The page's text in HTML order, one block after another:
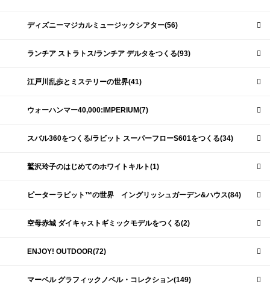
ディズニーマジカルミュージックシアター(56)
ランチア ストラトス/ランチア デルタをつくる(93)
江戸川乱歩とミステリーの世界(41)
ウォーハンマー40,000:IMPERIUM(7)
スバル360をつくる/ラビット スーパーフローS601をつくる(34)
鷲沢玲子のはじめてのホワイトキルト(1)
ピーターラビット™の世界 イングリッシュガーデン&ハウス(84)
空母赤城 ダイキャストギミックモデルをつくる(2)
ENJOY! OUTDOOR(72)
マーベル グラフィックノベル・コレクション(149)